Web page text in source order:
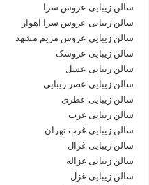
سالن زیبایی عروس سرا
سالن زیبایی عروس سرا اهواز
سالن زیبایی عروس مریم مشهد
سالن زیبایی عروسک
سالن زیبایی عسل
سالن زیبایی عصر زیبایی
سالن زیبایی عطری
سالن زیبایی غرب
سالن زیبایی غرب تهران
سالن زیبایی غزال
سالن زیبایی غزاله
سالن زیبایی غزل